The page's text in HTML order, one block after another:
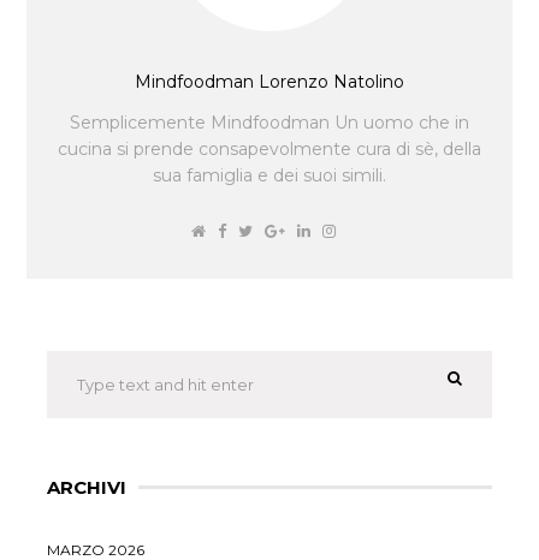
Mindfoodman Lorenzo Natolino
Semplicemente Mindfoodman Un uomo che in
cucina si prende consapevolmente cura di sè, della
sua famiglia e dei suoi simili.
ARCHIVI
MARZO 2026